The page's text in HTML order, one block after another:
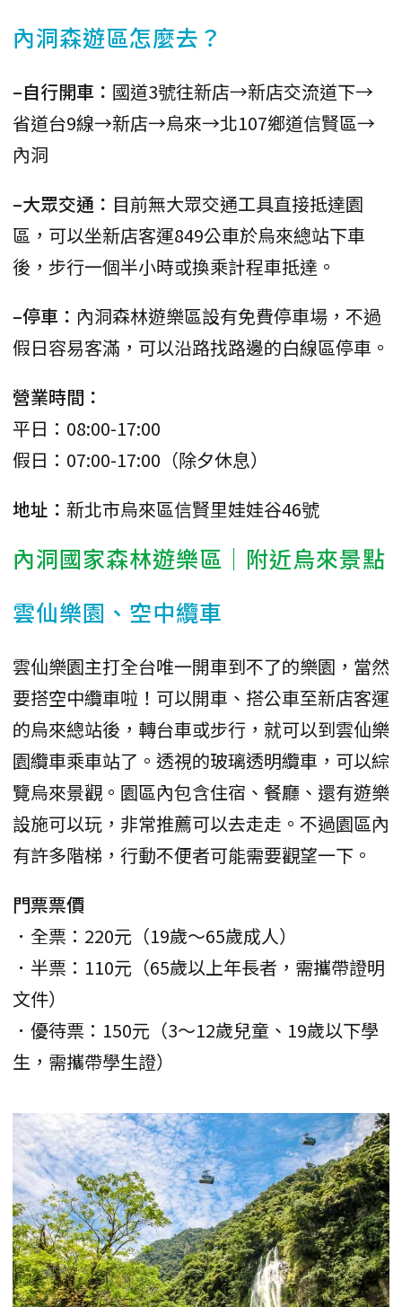
內洞森遊區怎麼去？
–自行開車： 國道3號往新店→新店交流道下→
省道台9線→新店→烏來→北107鄉道信賢區→
內洞
–大眾交通： 目前無大眾交通工具直接抵達園
區，可以坐新店客運849公車於烏來總站下車
後，步行一個半小時或換乘計程車抵達。
–停車： 內洞森林遊樂區設有免費停車場，不過
假日容易客滿，可以沿路找路邊的白線區停車。
營業時間：
平日：08:00-17:00
假日：07:00-17:00（除夕休息）
地址： 新北市烏來區信賢里娃娃谷46號
內洞國家森林遊樂區｜附近烏來景點
雲仙樂園、空中纜車
雲仙樂園主打全台唯一開車到不了的樂園，當然
要搭空中纜車啦！可以開車、搭公車至新店客運
的烏來總站後，轉台車或步行，就可以到雲仙樂
園纜車乘車站了。透視的玻璃透明纜車，可以綜
覽烏來景觀。園區內包含住宿、餐廳、還有遊樂
設施可以玩，非常推薦可以去走走。不過園區內
有許多階梯，行動不便者可能需要觀望一下。
門票票價
．全票：220元（19歲～65歲成人）
．半票：110元（65歲以上年長者，需攜帶證明
文件）
．優待票：150元（3～12歲兒童、19歲以下學
生，需攜帶學生證）